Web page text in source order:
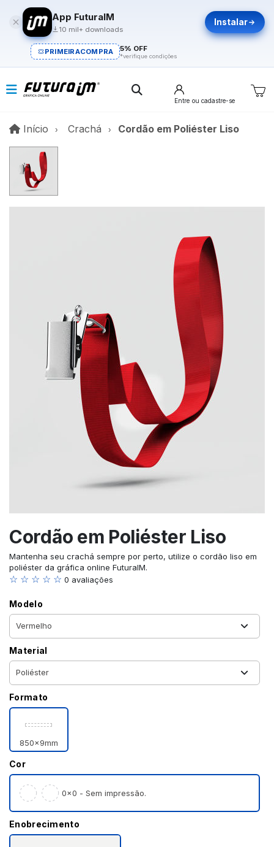
App FuturaIM
10 mil+ downloads
Instalar
PRIMEIRACOMPRA 5% OFF
*verifique condições
Entre ou cadastre-se
Início InícioCrachá Cordão em Poliéster Liso
Cordão em Poliéster Liso
Mantenha seu crachá sempre por perto, utilize o cordão liso em
poliéster da gráfica online FuturaIM.
☆ ☆ ☆ ☆ ☆ 0 avaliações
Modelo
Material
Formato
850x9mm
Cor
0×0 - Sem impressão.
Enobrecimento